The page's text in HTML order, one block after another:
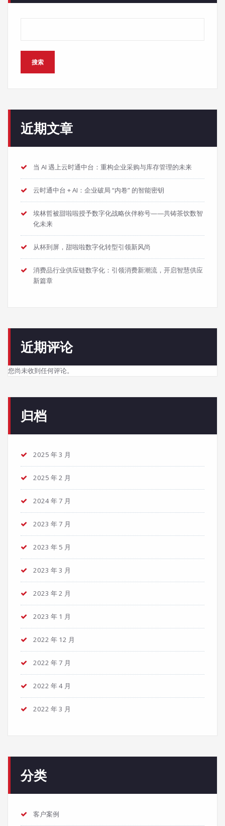
搜索
近期文章
当 AI 遇上云时通中台：重构企业采购与库存管理的未来
云时通中台 + AI：企业破局 “内卷” 的智能密钥
埃林哲被甜啦啦授予数字化战略伙伴称号——共铸茶饮数智
化未来
从杯到屏，甜啦啦数字化转型引领新风尚
消费品行业供应链数字化：引领消费新潮流，开启智慧供应
新篇章
近期评论
您尚未收到任何评论。
归档
2025 年 3 月
2025 年 2 月
2024 年 7 月
2023 年 7 月
2023 年 5 月
2023 年 3 月
2023 年 2 月
2023 年 1 月
2022 年 12 月
2022 年 7 月
2022 年 4 月
2022 年 3 月
分类
客户案例